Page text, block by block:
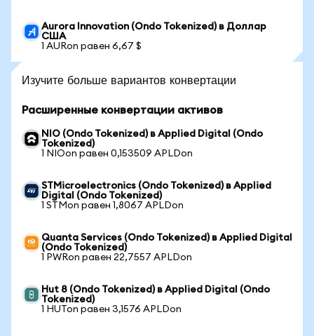
Aurora Innovation (Ondo Tokenized) в Доллар
США
1 AURon равен 6,67 $
Изучите больше вариантов конвертации
Расширенные конвертации активов
NIO (Ondo Tokenized) в Applied Digital (Ondo
Tokenized)
1 NIOon равен 0,153509 APLDon
STMicroelectronics (Ondo Tokenized) в Applied
Digital (Ondo Tokenized)
1 STMon равен 1,8067 APLDon
Quanta Services (Ondo Tokenized) в Applied Digital
(Ondo Tokenized)
1 PWRon равен 22,7557 APLDon
Hut 8 (Ondo Tokenized) в Applied Digital (Ondo
Tokenized)
1 HUTon равен 3,1576 APLDon